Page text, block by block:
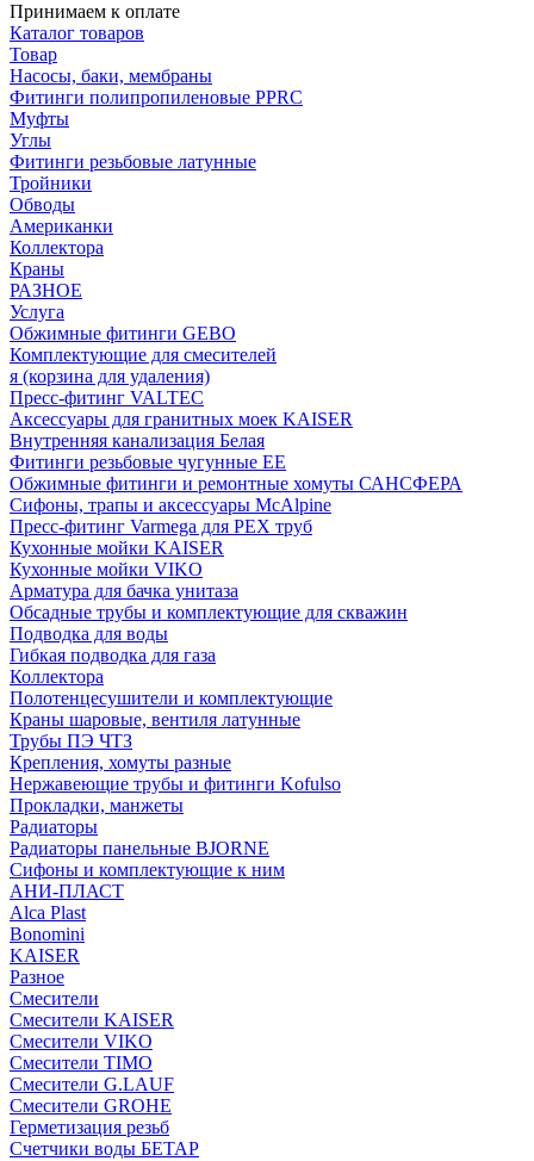
Принимаем к оплате
Каталог товаров
Товар
Насосы, баки, мембраны
Фитинги полипропиленовые PPRC
Муфты
Углы
Фитинги резьбовые латунные
Тройники
Обводы
Американки
Коллектора
Краны
РАЗНОЕ
Услуга
Обжимные фитинги GEBO
Комплектующие для смесителей
я (корзина для удаления)
Пресс-фитинг VALTEC
Аксессуары для гранитных моек KAISER
Внутренняя канализация Белая
Фитинги резьбовые чугунные EE
Обжимные фитинги и ремонтные хомуты САНСФЕРА
Сифоны, трапы и аксессуары McAlpine
Пресс-фитинг Varmega для PEX труб
Кухонные мойки KAISER
Кухонные мойки VIKO
Арматура для бачка унитаза
Обсадные трубы и комплектующие для скважин
Подводка для воды
Гибкая подводка для газа
Коллектора
Полотенцесушители и комплектующие
Краны шаровые, вентиля латунные
Трубы ПЭ ЧТЗ
Крепления, хомуты разные
Нержавеющие трубы и фитинги Kofulso
Прокладки, манжеты
Радиаторы
Радиаторы панельные BJORNE
Сифоны и комплектующие к ним
АНИ-ПЛАСТ
Alca Plast
Bonomini
KAISER
Разное
Смесители
Смесители KAISER
Смесители VIKO
Смесители TIMO
Смесители G.LAUF
Смесители GROHE
Герметизация резьб
Счетчики воды БЕТАР